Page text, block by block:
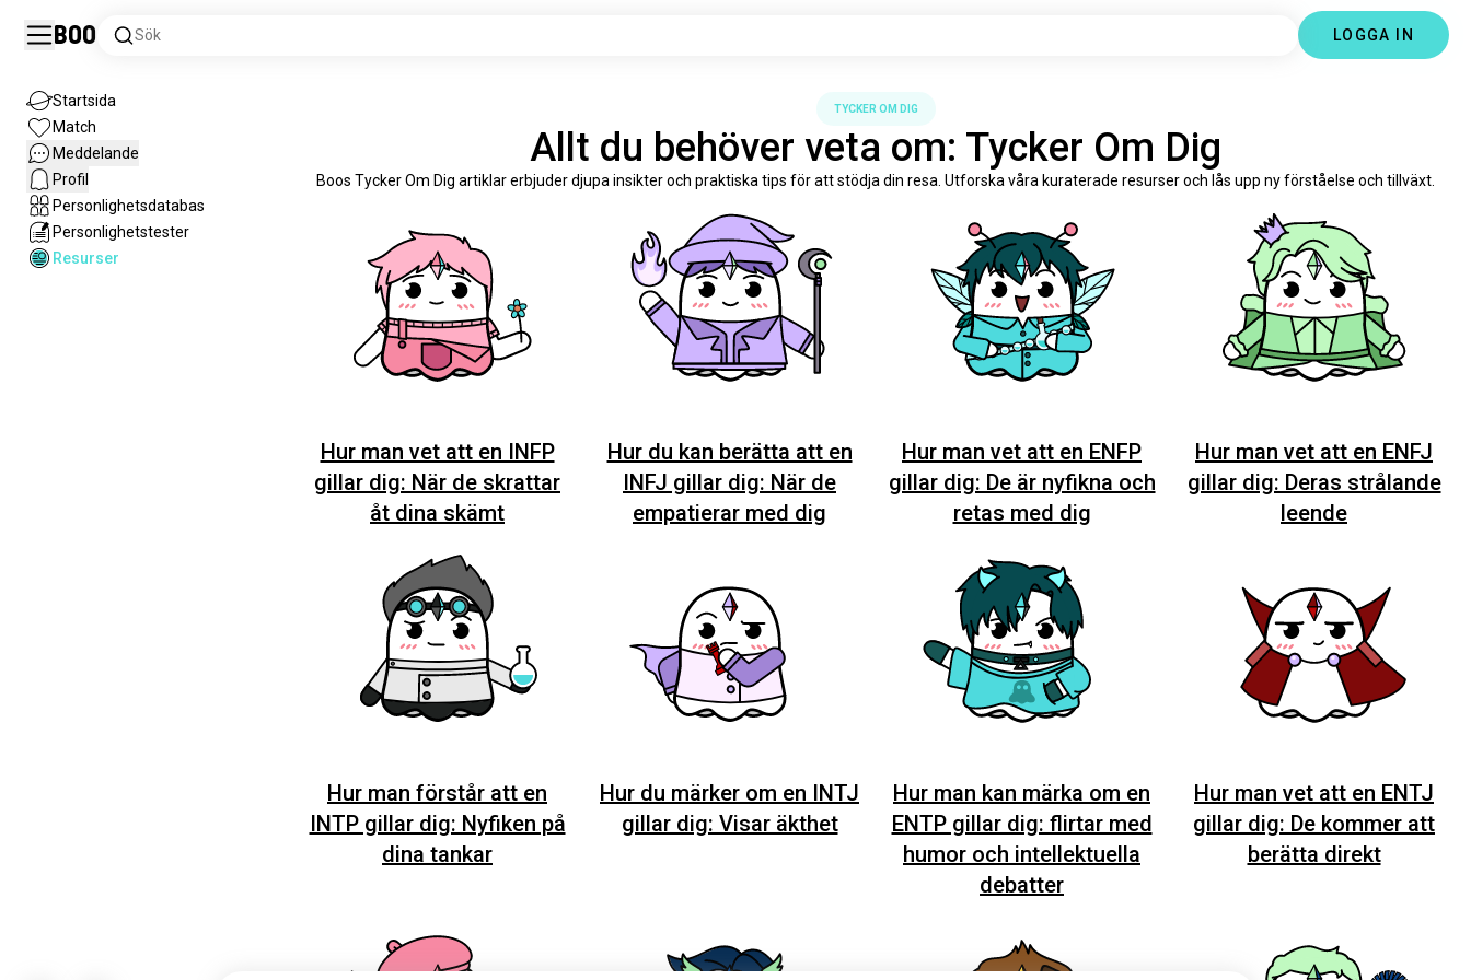
Boo Sök LOGGA IN
Startsida
Match
Meddelande
Profil
Personlighetsdatabas
Personlighetstester
Resurser
TYCKER OM DIG
Allt du behöver veta om: Tycker Om Dig
Boos Tycker Om Dig artiklar erbjuder djupa insikter och praktiska tips för att stödja din resa. Utforska våra kuraterade resurser och lås upp ny förståelse och tillväxt.
Hur man vet att en INFP
gillar dig: När de skrattar
åt dina skämt
Hur du kan berätta att en
INFJ gillar dig: När de
empatierar med dig
Hur man vet att en ENFP
gillar dig: De är nyfikna och
retas med dig
Hur man vet att en ENFJ
gillar dig: Deras strålande
leende
Hur man förstår att en
INTP gillar dig: Nyfiken på
dina tankar
Hur du märker om en INTJ
gillar dig: Visar äkthet
Hur man kan märka om en
ENTP gillar dig: flirtar med
humor och intellektuella
debatter
Hur man vet att en ENTJ
gillar dig: De kommer att
berätta direkt